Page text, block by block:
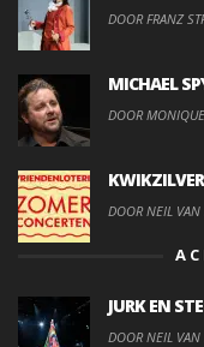
DOOR FRANZ
MICHAEL
DOOR
DOOR NEIL
JURK EN
DOOR NEIL